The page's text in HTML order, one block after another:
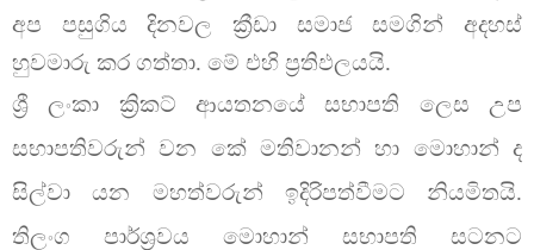
අප පසුගිය දිනවල ක්‍රීඩා සමාජ සමගින් අදහස්
හුවමාරු කර ගත්තා. මේ එහි ප්‍රතිඵලයයි.
ශ්‍රී ලංකා ක්‍රිකට් ආයතනයේ සභාපති ලෙස උප
සභාපතිවරුන් වන කේ මතිවානන් හා මොහාන් ද
සිල්වා යන මහත්වරුන් ඉදිරිපත්වීමට නියමිතයි.
තිලංග පාර්ශ්‍රවය මොහාන් සභාපති සටනට